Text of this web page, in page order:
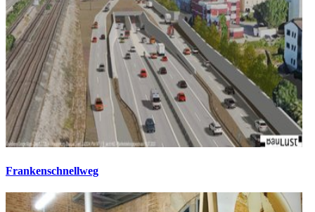
Frankenschnellweg